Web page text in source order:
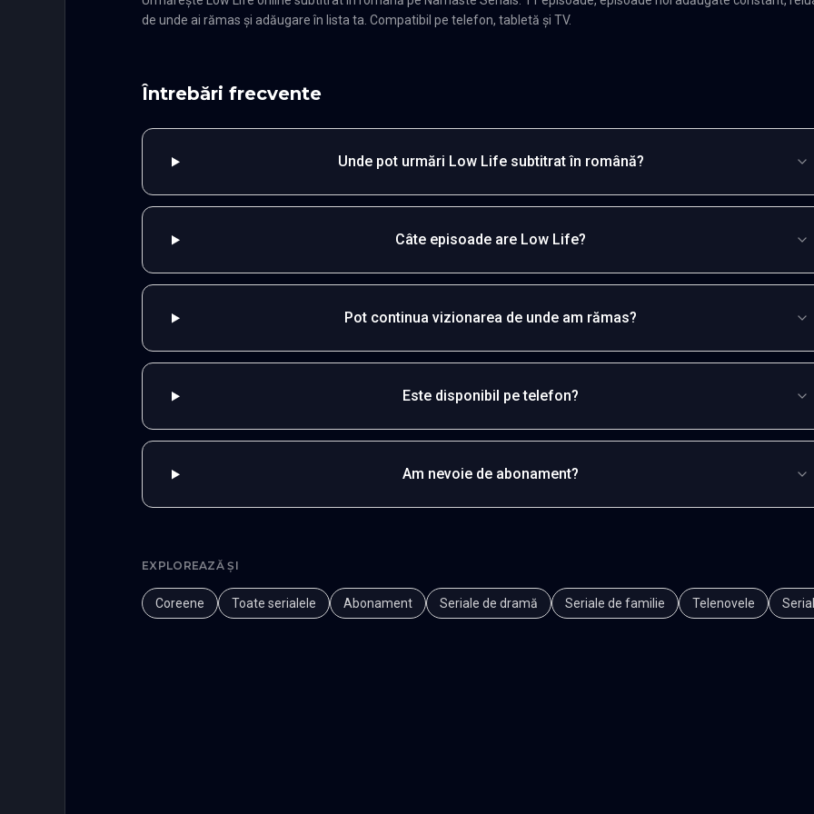
de unde ai rămas și adăugare în lista ta. Compatibil pe telefon, tabletă și TV.
Întrebări frecvente
Unde pot urmări Low Life subtitrat în română?
Câte episoade are Low Life?
Pot continua vizionarea de unde am rămas?
Este disponibil pe telefon?
Am nevoie de abonament?
EXPLOREAZĂ ȘI
Coreene Toate serialele Abonament Seriale de dramă Seriale de familie Telenovele